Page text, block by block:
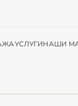
УСЛУГИНАШИ